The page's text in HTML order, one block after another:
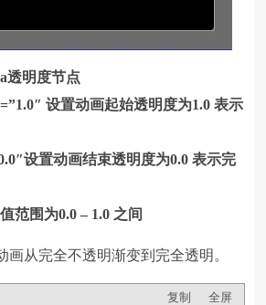
透明度节点
设置动画起始透明度为1.0 表示
设置动画结束透明度为0.0 表示完
范围为0.0 – 1.0 之间
画从完全不透明渐变到完全透明。
复制 全屏